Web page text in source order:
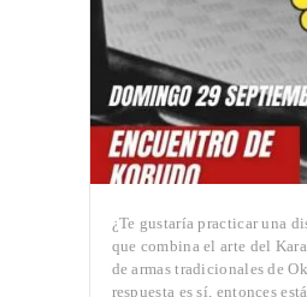
¿Te gustaría practicar una
que combina el arte del
de armas tradicionales de
respuesta es sí, entonces